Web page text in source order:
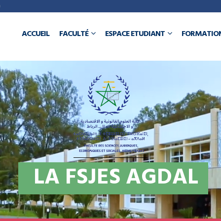
ACCUEIL FACULTÉ ESPACE ETUDIANT
LA FSJESAGDAL